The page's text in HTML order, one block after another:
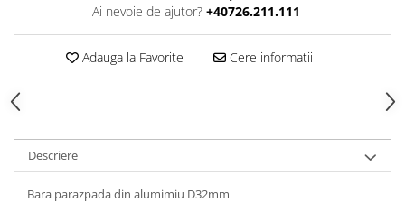
Ai nevoie de ajutor? +40726.211.111
Adauga la Favorite Cere informatii
Descriere
Bara parazpada din alumimiu D32mm